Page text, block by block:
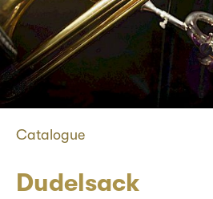
Catalogue
Dudelsack